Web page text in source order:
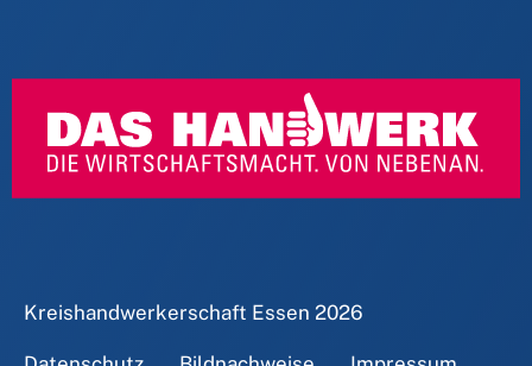
Kreishandwerkerschaft Essen 2026